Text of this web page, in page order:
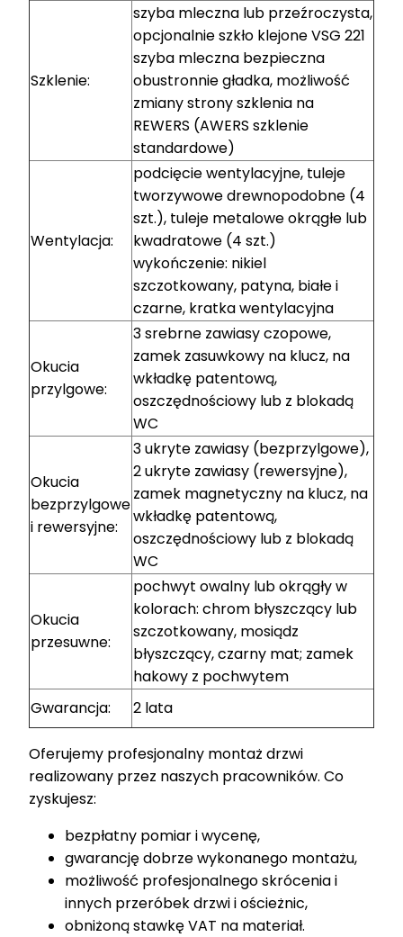
Szklenie:
szyba mleczna lub przeźroczysta,
opcjonalnie szkło klejone VSG 221
szyba mleczna bezpieczna
obustronnie gładka, możliwość
zmiany strony szklenia na
REWERS (AWERS szklenie
standardowe)
Wentylacja:
podcięcie wentylacyjne, tuleje
tworzywowe drewnopodobne (4
szt.), tuleje metalowe okrągłe lub
kwadratowe (4 szt.)
wykończenie: nikiel
szczotkowany, patyna, białe i
czarne, kratka wentylacyjna
Okucia
przylgowe:
3 srebrne zawiasy czopowe,
zamek zasuwkowy na klucz, na
wkładkę patentową,
oszczędnościowy lub z blokadą
WC
Okucia
bezprzylgowe
i rewersyjne:
3 ukryte zawiasy (bezprzylgowe),
2 ukryte zawiasy (rewersyjne),
zamek magnetyczny na klucz, na
wkładkę patentową,
oszczędnościowy lub z blokadą
WC
Okucia
przesuwne:
pochwyt owalny lub okrągły w
kolorach: chrom błyszczący lub
szczotkowany, mosiądz
błyszczący, czarny mat; zamek
hakowy z pochwytem
Gwarancja:
2 lata
Oferujemy profesjonalny montaż drzwi
realizowany przez naszych pracowników. Co
zyskujesz:
bezpłatny pomiar i wycenę,
gwarancję dobrze wykonanego montażu,
możliwość profesjonalnego skrócenia i
innych przeróbek drzwi i ościeżnic,
obniżoną stawkę VAT na materiał.